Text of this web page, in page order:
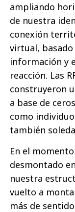
ampliando
de nuestra
conexión
virtual,
información y
reacción. Las
construyeron
a base de
como
también
En el
desmontado
nuestra
vuelto a
más de